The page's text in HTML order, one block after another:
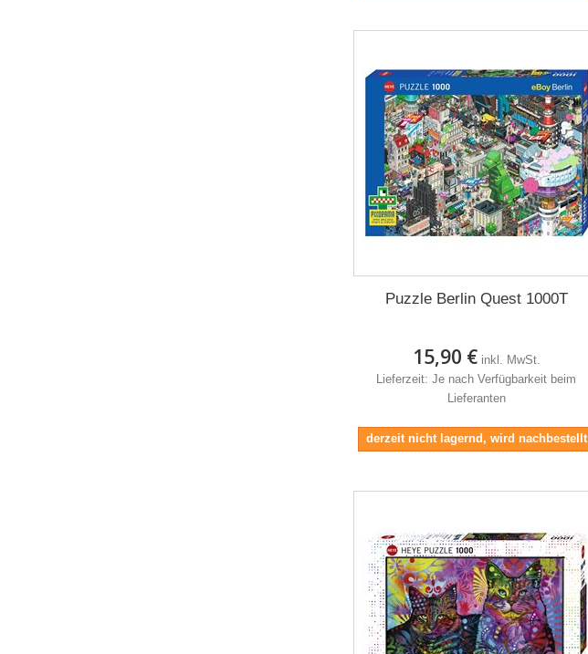
Puzzle Berlin Quest 1000T
15,90 € inkl. MwSt.
Lieferzeit: Je nach Verfügbarkeit beim
Lieferanten
derzeit nicht lagernd, wird nachbestellt